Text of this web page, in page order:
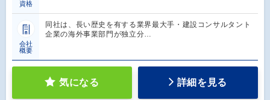
資格
会社
概要
同社は、長い歴史を有する業界最大手・建設コンサルタント
企業の海外事業部門が独立分…
気になる 詳細を見る